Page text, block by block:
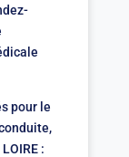
pour le
: